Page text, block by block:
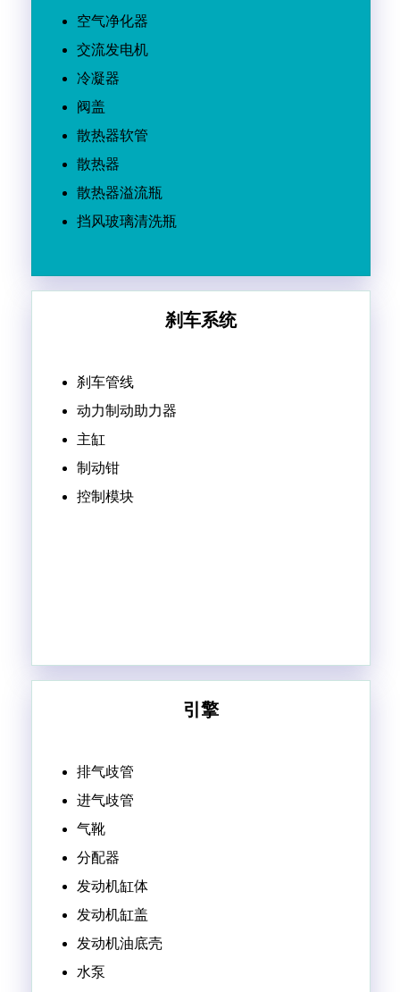
空气净化器
交流发电机
冷凝器
阀盖
散热器软管
散热器
散热器溢流瓶
挡风玻璃清洗瓶
刹车系统
刹车管线
动力制动助力器
主缸
制动钳
控制模块
引擎
排气歧管
进气歧管
气靴
分配器
发动机缸体
发动机缸盖
发动机油底壳
水泵